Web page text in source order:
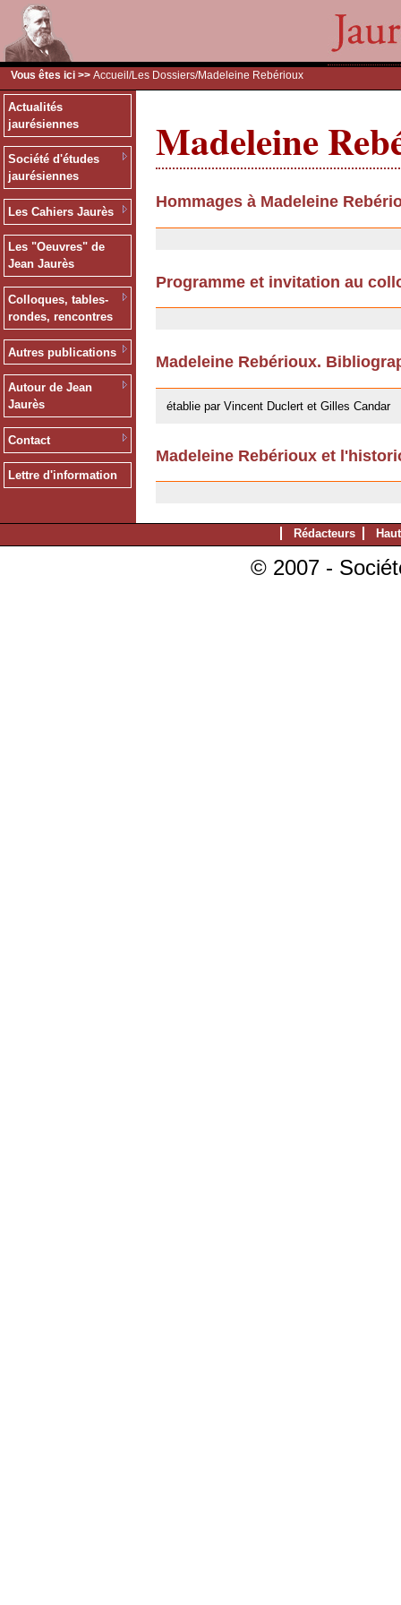
Vous êtes ici >> Accueil /Les Dossiers/Madeleine Rebérioux
Actualités
jaurésiennes
Société d'études
jaurésiennes
Les Cahiers Jaurès
Les "Oeuvres" de
Jean Jaurès
Colloques, tables-
rondes, rencontres
Autres publications
Autour de Jean
Jaurès
Contact
Lettre d'information
Madeleine
Hommages à Madeleine
Programme et invitation au
Madeleine Rebérioux.
établie par Vincent Duclert et Gilles Candar
Madeleine Rebérioux et
Rédacteurs
© 2007 -